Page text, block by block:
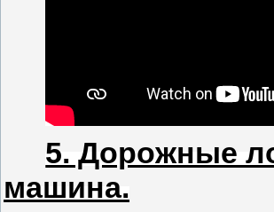
5. Дорожные
машина.